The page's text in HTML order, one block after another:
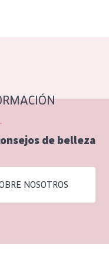
al sol
de belleza
NOSOTROS